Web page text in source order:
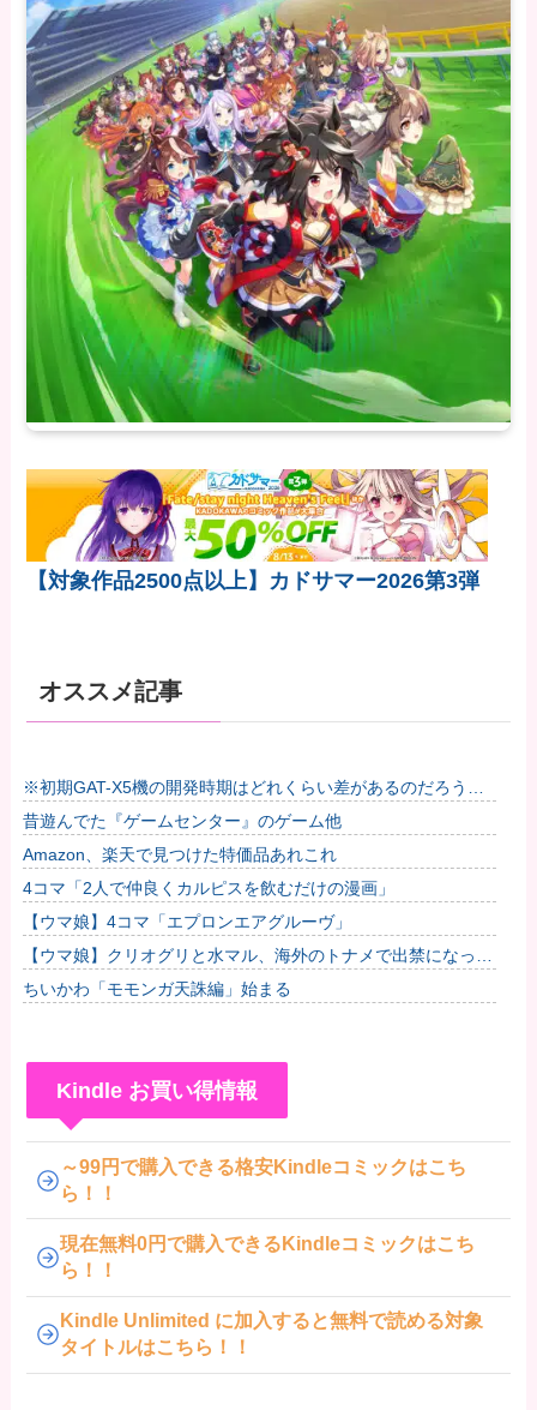
【対象作品2500点以上】カドサマー2026第3弾
オススメ記事
※初期GAT-X5機の開発時期はどれくらい差があるのだろう
か？他
昔遊んでた『ゲームセンター』のゲーム他
Amazon、楽天で見つけた特価品あれこれ
4コマ「2人で仲良くカルピスを飲むだけの漫画」
【ウマ娘】4コマ「エプロンエアグルーヴ」
【ウマ娘】クリオグリと水マル、海外のトナメで出禁になって
しまう
ちいかわ「モモンガ天誅編」始まる
Kindle お買い得情報
～99円で購入できる格安Kindleコミックはこち
ら！！
現在無料0円で購入できるKindleコミックはこち
ら！！
Kindle Unlimited に加入すると無料で読める対象
タイトルはこちら！！